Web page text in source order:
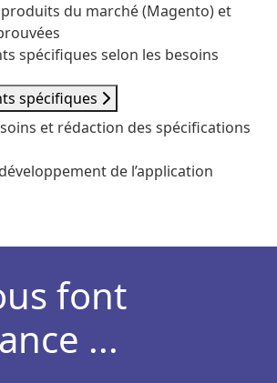
du marché (Magento) et
spécifiques selon les besoins
spécifiques
et rédaction des spécifications
de l’application
font
...